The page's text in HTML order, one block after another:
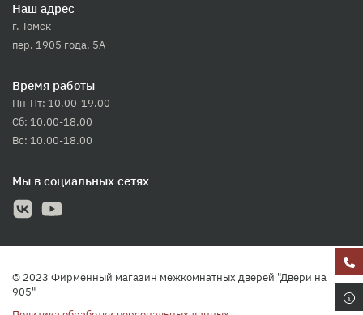
Наш адрес
г. Томск
пер. 1905 года, 5А
Время работы
Пн-Пт: 10.00-19.00
Сб: 10.00-18.00
Вс: 10.00-18.00
Мы в социальных сетях
© 2023 Фирменный магазин межкомнатных дверей "Двери на
905"